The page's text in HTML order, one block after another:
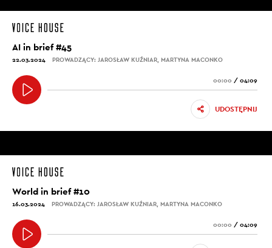
AI in brief #45
22.03.2024 PROWADZĄCY: JAROSŁAW KUŹNIAR, MARTYNA MACONKO
00:00 / 04:09
UDOSTĘPNIJ
World in brief #10
16.03.2024 PROWADZĄCY: JAROSŁAW KUŹNIAR, MARTYNA MACONKO
00:00 / 04:09